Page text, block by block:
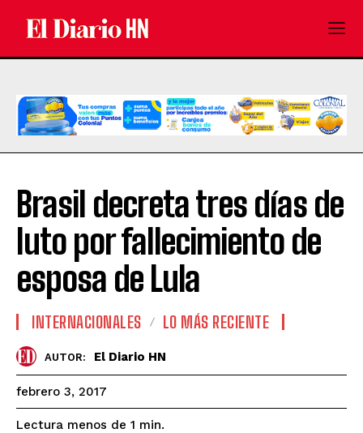
Brasil decreta tres días de
luto por fallecimiento de
esposa de Lula
INTERNACIONALES LO MÁS RECIENTE
AUTOR: El Diario HN
febrero 3, 2017
Lectura menos de 1 min.